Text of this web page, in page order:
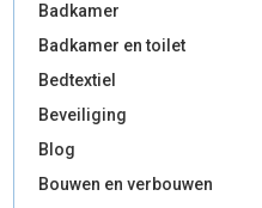
Badkamer
Badkamer en toilet
Bedtextiel
Beveiliging
Blog
Bouwen en verbouwen